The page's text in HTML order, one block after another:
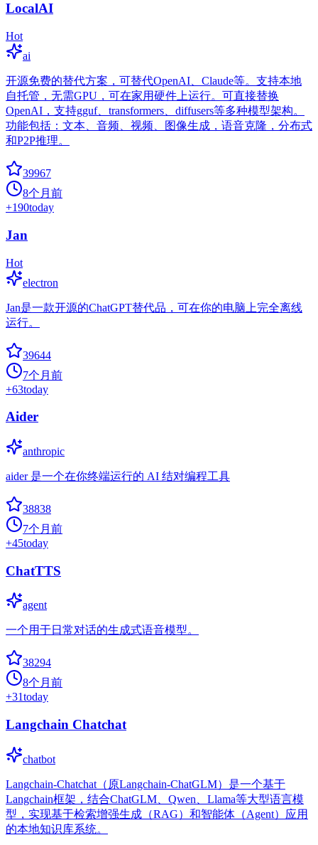
LocalAI
Hot
ai
开源免费的替代方案，可替代OpenAI、Claude等。支持本地
自托管，无需GPU，可在家用硬件上运行。可直接替换
OpenAI，支持gguf、transformers、diffusers等多种模型架构。
功能包括：文本、音频、视频、图像生成，语音克隆，分布式
和P2P推理。
39967
8个月前
+190today
Jan
Hot
electron
Jan是一款开源的ChatGPT替代品，可在你的电脑上完全离线
运行。
39644
7个月前
+63today
Aider
anthropic
aider 是一个在你终端运行的 AI 结对编程工具
38838
7个月前
+45today
ChatTTS
agent
一个用于日常对话的生成式语音模型。
38294
8个月前
+31today
Langchain Chatchat
chatbot
Langchain-Chatchat（原Langchain-ChatGLM）是一个基于
Langchain框架，结合ChatGLM、Qwen、Llama等大型语言模
型，实现基于检索增强生成（RAG）和智能体（Agent）应用
的本地知识库系统。